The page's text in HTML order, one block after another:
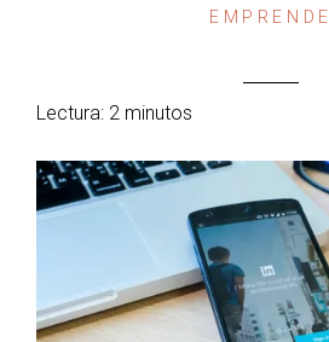
EMPRENDE
Lectura: 2 minutos